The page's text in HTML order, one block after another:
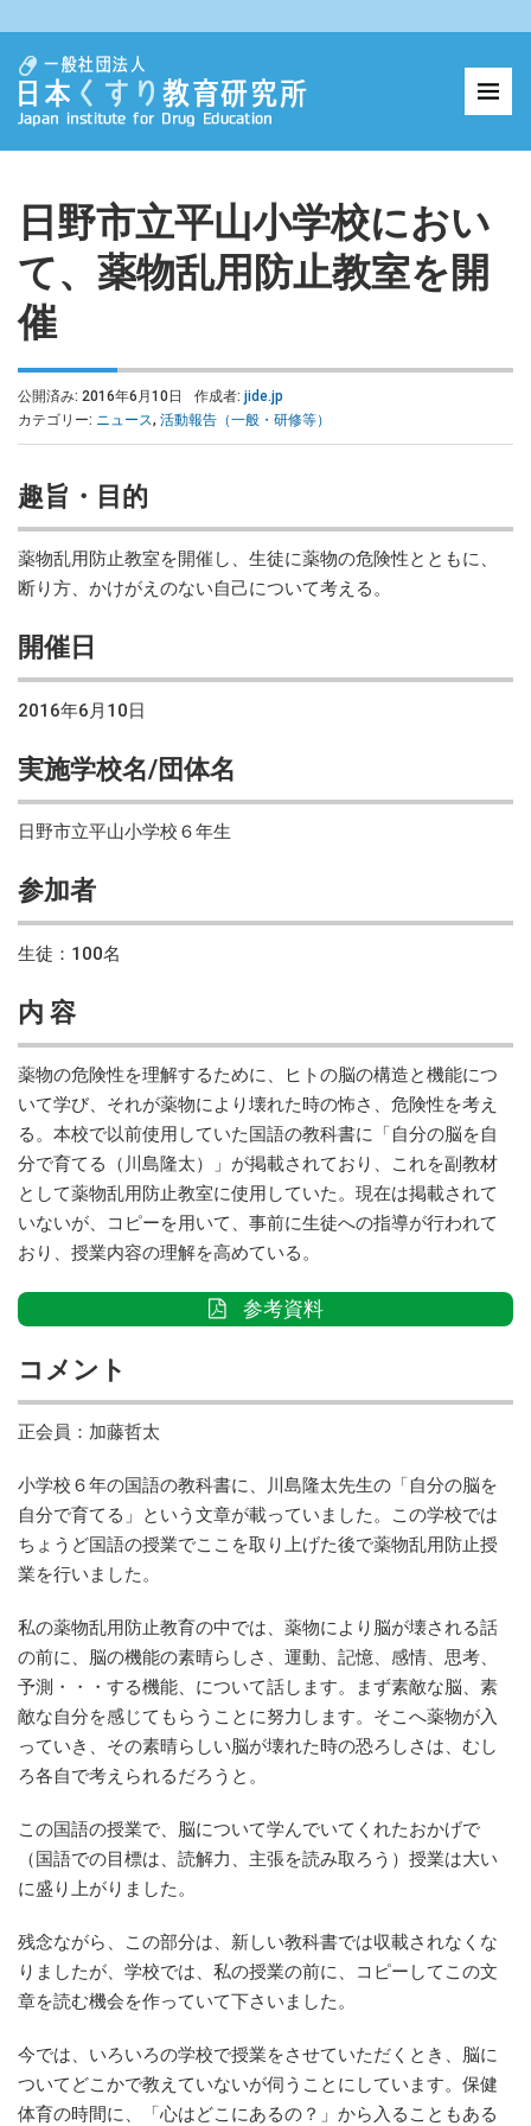
日野市立平山小学校におい
て、薬物乱用防止教室を開
催
公開済み: 2016年6月10日 作成者: jide.jp
カテゴリー: ニュース, 活動報告（一般・研修等）
趣旨・目的
薬物乱用防止教室を開催し、生徒に薬物の危険性とともに、
断り方、かけがえのない自己について考える。
開催日
2016年6月10日
実施学校名/団体名
日野市立平山小学校６年生
参加者
生徒：100名
内 容
薬物の危険性を理解するために、ヒトの脳の構造と機能につ
いて学び、それが薬物により壊れた時の怖さ、危険性を考え
る。本校で以前使用していた国語の教科書に「自分の脳を自
分で育てる（川島隆太）」が掲載されており、これを副教材
として薬物乱用防止教室に使用していた。現在は掲載されて
いないが、コピーを用いて、事前に生徒への指導が行われて
おり、授業内容の理解を高めている。
参考資料
コメント
正会員：加藤哲太
小学校６年の国語の教科書に、川島隆太先生の「自分の脳を
自分で育てる」という文章が載っていました。この学校では
ちょうど国語の授業でここを取り上げた後で薬物乱用防止授
業を行いました。
私の薬物乱用防止教育の中では、薬物により脳が壊される話
の前に、脳の機能の素晴らしさ、運動、記憶、感情、思考、
予測・・・する機能、について話します。まず素敵な脳、素
敵な自分を感じてもらうことに努力します。そこへ薬物が入
っていき、その素晴らしい脳が壊れた時の恐ろしさは、むし
ろ各自で考えられるだろうと。
この国語の授業で、脳について学んでいてくれたおかげで
（国語での目標は、読解力、主張を読み取ろう）授業は大い
に盛り上がりました。
残念ながら、この部分は、新しい教科書では収載されなくな
りましたが、学校では、私の授業の前に、コピーしてこの文
章を読む機会を作っていて下さいました。
今では、いろいろの学校で授業をさせていただくとき、脳に
ついてどこかで教えていないが伺うことにしています。保健
体育の時間に、「心はどこにあるの？」から入ることもある